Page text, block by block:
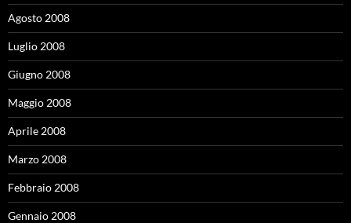
Agosto 2008
Luglio 2008
Giugno 2008
Maggio 2008
Aprile 2008
Marzo 2008
Febbraio 2008
Gennaio 2008